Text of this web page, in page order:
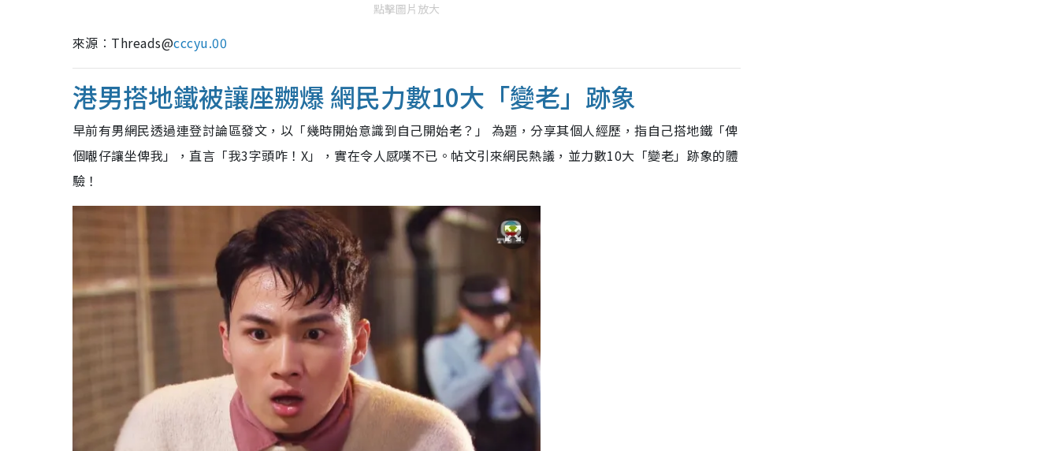
點擊圖片放大
來源︰Threads@cccyu.00
港男搭地鐵被讓座嬲爆 網民力數10大「變老」跡象
早前有男網民透過連登討論區發文，以「幾時開始意識到自己開始老？」 為題，分享其個人經歷，指自己搭地鐵「俾
個𡃁仔讓坐俾我」，直言「我3字頭咋！X」，實在令人感嘆不已。帖文引來網民熱議，並力數10大「變老」跡象的體
驗！